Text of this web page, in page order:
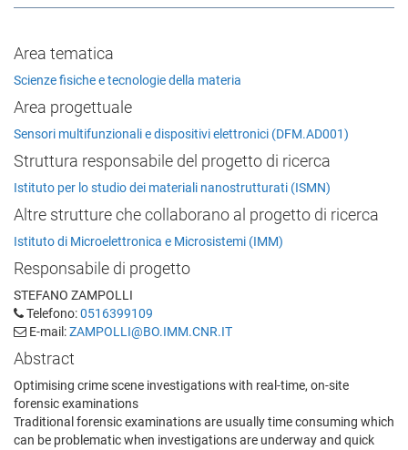
Area tematica
Scienze fisiche e tecnologie della materia
Area progettuale
Sensori multifunzionali e dispositivi elettronici (DFM.AD001)
Struttura responsabile del progetto di ricerca
Istituto per lo studio dei materiali nanostrutturati (ISMN)
Altre strutture che collaborano al progetto di ricerca
Istituto di Microelettronica e Microsistemi (IMM)
Responsabile di progetto
STEFANO ZAMPOLLI
Telefono:0516399109
E-mail:ZAMPOLLI@BO.IMM.CNR.IT
Abstract
Optimising crime scene investigations with real-time, on-site
forensic examinations
Traditional forensic examinations are usually time consuming which
can be problematic when investigations are underway and quick